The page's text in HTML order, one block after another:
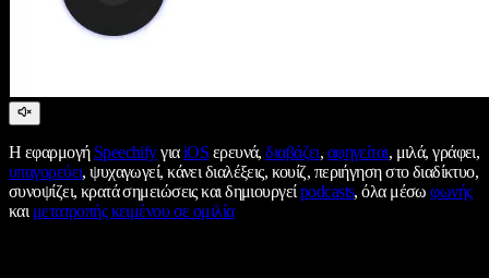
Η εφαρμογή SpeechifyγιαiOS ερευνά,διαβάζει, αφηγείται, μιλά, γράφει,
υπαγορεύει, ψυχαγωγεί, κάνει διαλέξεις, κουίζ, περιήγηση στο διαδίκτυο,
συνοψίζει, κρατά σημειώσεις και δημιουργείpodcasts, όλα μέσωφωνής
καιμετατροπής κειμένου σε ομιλία